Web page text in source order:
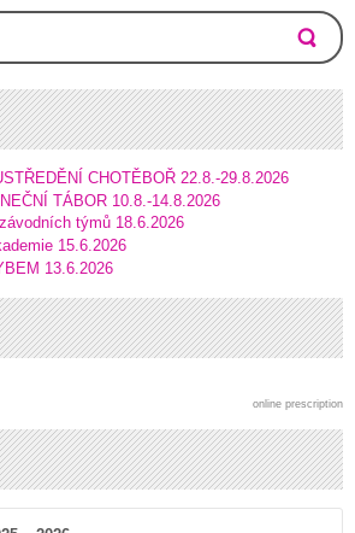
CHOTĚBOŘ 22.8.-29.8.2026
TÁBOR 10.8.-14.8.2026
týmů 18.6.2026
15.6.2026
13.6.2026
online prescription